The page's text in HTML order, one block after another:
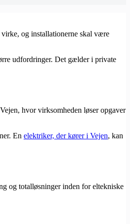
og installationerne skal være
udfordringer. Det gælder i private
hvor virksomheden løser opgaver
En elektriker, der kører i Vejen, kan
og totalløsninger inden for eltekniske